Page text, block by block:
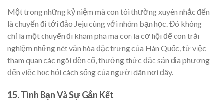
Một trong những kỷ niệm mà con tôi thường xuyên nhắc đến
là chuyến đi tới đảo Jeju cùng với nhóm bạn học. Đó không
chỉ là một chuyến đi khám phá mà còn là cơ hội để con trải
nghiệm những nét văn hóa đặc trưng của Hàn Quốc, từ việc
tham quan các ngôi đền cổ, thưởng thức đặc sản địa phương
đến việc học hỏi cách sống của người dân nơi đây.
15. Tình Bạn Và Sự Gắn Kết